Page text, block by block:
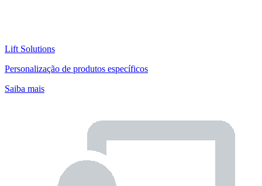
Lift Solutions
Personalização de produtos específicos
Saiba mais